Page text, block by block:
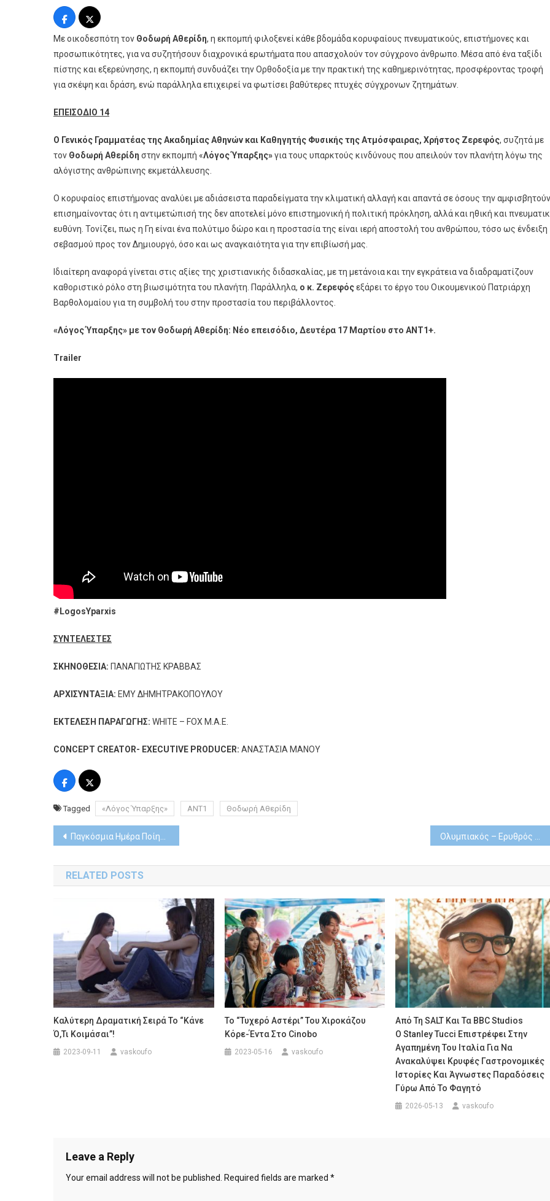
Έρχεται
Με
Νέο
Επεισόδιο,
Με οικοδεσπότη τον Θοδωρή Αθερίδη, η εκπομπή φιλοξενεί κάθε βδομάδα κορυφαίους πνευματικούς, επιστήμονες και
προσωπικότητες, για να συζητήσουν διαχρονικά ερωτήματα που απασχολούν τον σύγχρονο άνθρωπο. Μέσα από ένα ταξίδι
πίστης και εξερεύνησης, η εκπομπή συνδυάζει την Ορθοδοξία με την πρακτική της καθημερινότητας, προσφέροντας τροφή
για σκέψη και δράση, ενώ παράλληλα επιχειρεί να φωτίσει βαθύτερες πτυχές σύγχρονων ζητημάτων.
ΕΠΕΙΣΟΔΙΟ 14
Ο Γενικός Γραμματέας της Ακαδημίας Αθηνών και Καθηγητής Φυσικής της Ατμόσφαιρας, Χρήστος Ζερεφός, συζητά με
τον Θοδωρή Αθερίδη στην εκπομπή «Λόγος Ύπαρξης»για τους υπαρκτούς κινδύνους που απειλούν τον πλανήτη λόγω της
αλόγιστης ανθρώπινης εκμετάλλευσης.
Ο κορυφαίος επιστήμονας αναλύει με αδιάσειστα παραδείγματα την κλιματική αλλαγή και απαντά σε όσους την
επισημαίνοντας ότι η αντιμετώπισή της δεν αποτελεί μόνο επιστημονική ή πολιτική πρόκληση, αλλά και ηθική και
ευθύνη. Τονίζει, πως η Γη είναι ένα πολύτιμο δώρο και η προστασία της είναι ιερή αποστολή του ανθρώπου, τόσο ως ένδειξη
σεβασμού προς τον Δημιουργό, όσο και ως αναγκαιότητα για την επιβίωσή μας.
Ιδιαίτερη αναφορά γίνεται στις αξίες της χριστιανικής διδασκαλίας, με τη μετάνοια και την εγκράτεια να διαδραματίζουν
καθοριστικό ρόλο στη βιωσιμότητα του πλανήτη. Παράλληλα, ο κ. Ζερεφόςεξάρει το έργο του Οικουμενικού Πατριάρχη
Βαρθολομαίου για τη συμβολή του στην προστασία του περιβάλλοντος.
«Λόγος Ύπαρξης» με τον Θοδωρή Αθερίδη: Νέο επεισόδιο, Δευτέρα 17 Μαρτίου στο ΑΝΤ1+.
Trailer
# LogosYparxis
ΣΥΝΤΕΛΕΣΤΕΣ
ΣΚΗΝΟΘΕΣΙΑ: ΠΑΝΑΓΙΩΤΗΣ ΚΡΑΒΒΑΣ
ΑΡΧΙΣΥΝΤΑΞΙΑ: ΕΜΥ ΔΗΜΗΤΡΑΚΟΠΟΥΛΟΥ
ΕΚΤΕΛΕΣΗ ΠΑΡΑΓΩΓΗΣ: WHITE – FOX M.A.E.
CONCEPT CREATOR- EXECUTIVE PRODUCER: ΑΝΑΣΤΑΣΙΑ ΜΑΝΟΥ
Tagged «Λόγος Ύπαρξης» ΑΝΤ1 Θοδωρή Αθερίδη
Post
navigation
Παγκόσμια Ημέρα Ποίησης – «Ιλιάδα εξ ακοής» στο Μουσείο Ακρόπολης Ολυμπιακός – Ερυθρός Αστέρας και Παναθηναϊκός AKTOR – Άλμπα Βερολίνου στο Novasports
RELATED POSTS
Καλύτερη Δραματική Σειρά Το “Κάνε
Ό,τι Κοιμάσαι”!
2023-09-11 vaskoufo
Το “Τυχερό Αστέρι” Του Χιροκάζου
Κόρε-Έντα Στο Cinobo
2023-05-16 vaskoufo
Από Τη SALT Και Τα BBC Studios
Ο Stanley Tucci Επιστρέφει Στην
Αγαπημένη Του Ιταλία Για Να
Ανακαλύψει Κρυφές Γαστρονομικές
Ιστορίες Και Άγνωστες Παραδόσεις
Γύρω Από Το Φαγητό
2026-05-13 vaskoufo
Leave a Reply
Your email address will not be published. Required fields are marked *